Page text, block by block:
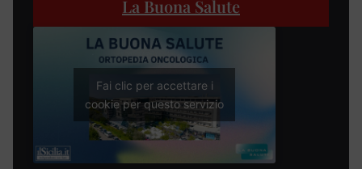
La Buona Salute
Fai clic per accettare i
cookie per questo servizio